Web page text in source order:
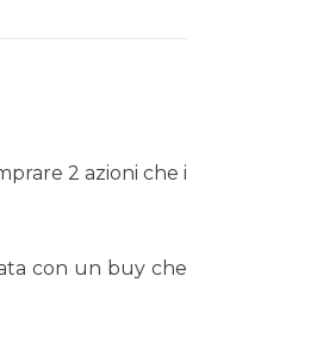
2 azioni che i
con un buy che